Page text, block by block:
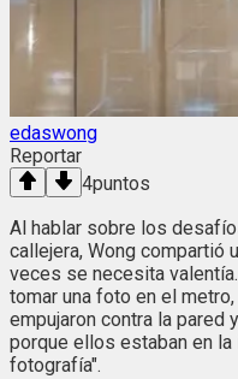
edaswong
Reportar
4puntos
Al hablar sobre los
callejera, Wong compartió
veces se necesita
tomar una foto en el
empujaron contra la pared
porque ellos estaban en la
fotografía".